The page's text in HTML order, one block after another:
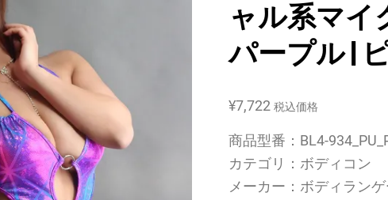
ャル系マイ
パープル |
¥7,722 税込価格
商品型番：BL4-
カテゴリ：ボディコン
メーカー：ボディラン